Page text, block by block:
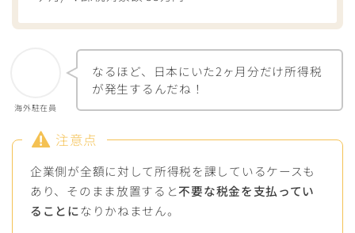
海外駐在員
なるほど、日本にいた2ヶ月分だけ所得税
が発生するんだね！
注意点
企業側が全額に対して所得税を課しているケースも
あり、そのまま放置すると不要な税金を支払ってい
ることになりかねません。